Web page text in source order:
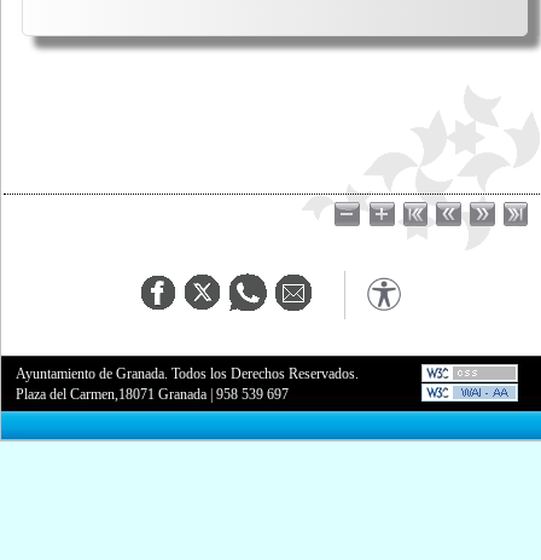
Ayuntamiento de Granada. Todos los Derechos Reservados.
Plaza del Carmen,18071 Granada |958 539 697